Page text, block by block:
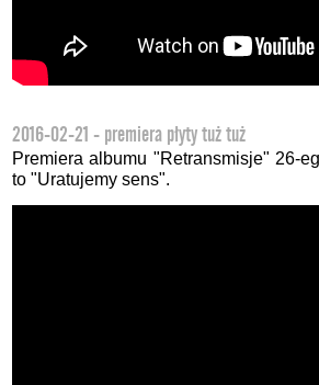
2016-02-21 - premiera płyty tuż tuż
Premiera albumu "Retransmisje" 26-
to "Uratujemy sens".